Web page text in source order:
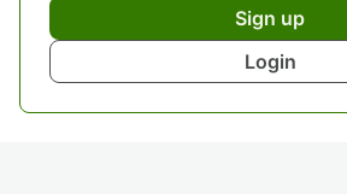
Sign up
Login